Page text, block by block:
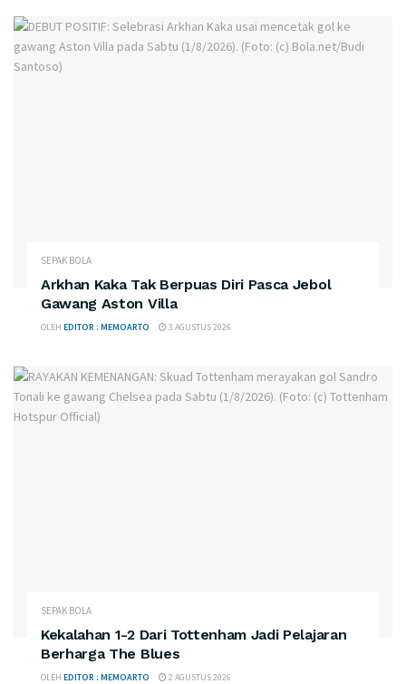
SEPAK BOLA
Arkhan Kaka Tak Berpuas Diri Pasca Jebol
Gawang Aston Villa
OLEH EDITOR : MEMOARTO 3 AGUSTUS 2026
SEPAK BOLA
Kekalahan 1-2 Dari Tottenham Jadi Pelajaran
Berharga The Blues
OLEH EDITOR : MEMOARTO 2 AGUSTUS 2026